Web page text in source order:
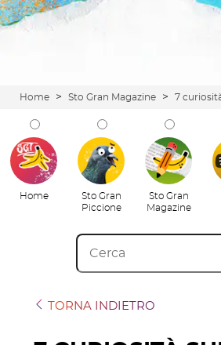
Home > Sto Gran Magazine >
Home
Sto Gran
Piccione
Sto Gran
Magazine
TORNA INDIETRO